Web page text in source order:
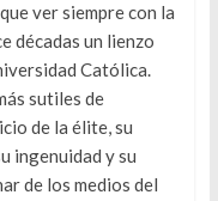
ver siempre con la
décadas un lienzo
Católica.
sutiles de
de la élite, su
ingenuidad y su
de los medios del